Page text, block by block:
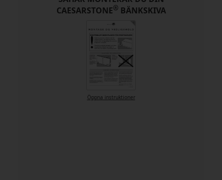
CAESARSTONE® BÄNKSKIVA
Öppna instruktioner